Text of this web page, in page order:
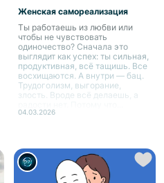
Женская самореализация
Ты работаешь из любви или
чтобы не чувствовать
одиночество? Сначала это
выглядит как успех: ты сильная,
продуктивная, всё тащишь. Все
восхищаются. А внутри — бац.
Трудоголизм, выгорание,
злость. Вроде всё делаешь, а
04.03.2026